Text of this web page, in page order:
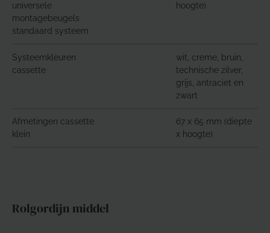
universele
montagebeugels
standaard systeem
hoogte)
Systeemkleuren
cassette
wit, creme, bruin,
technische zilver,
grijs, antraciet en
zwart
Afmetingen cassette
klein
67 x 65 mm (diepte
x hoogte)
Rolgordijn middel